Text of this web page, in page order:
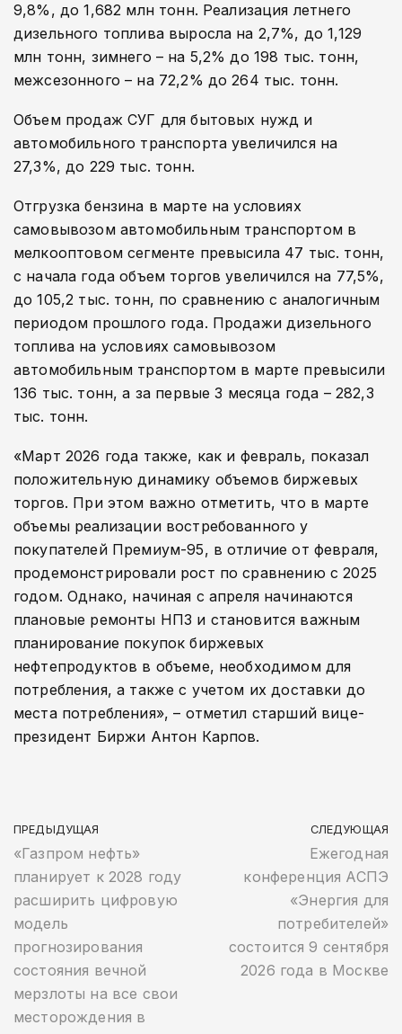
9,8%, до 1,682 млн тонн. Реализация летнего
дизельного топлива выросла на 2,7%, до 1,129
млн тонн, зимнего – на 5,2% до 198 тыс. тонн,
межсезонного – на 72,2% до 264 тыс. тонн.
Объем продаж СУГ для бытовых нужд и
автомобильного транспорта увеличился на
27,3%, до 229 тыс. тонн.
Отгрузка бензина в марте на условиях
самовывозом автомобильным транспортом в
мелкооптовом сегменте превысила 47 тыс. тонн,
с начала года объем торгов увеличился на 77,5%,
до 105,2 тыс. тонн, по сравнению с аналогичным
периодом прошлого года. Продажи дизельного
топлива на условиях самовывозом
автомобильным транспортом в марте превысили
136 тыс. тонн, а за первые 3 месяца года – 282,3
тыс. тонн.
«Март 2026 года также, как и февраль, показал
положительную динамику объемов биржевых
торгов. При этом важно отметить, что в марте
объемы реализации востребованного у
покупателей Премиум-95, в отличие от февраля,
продемонстрировали рост по сравнению с 2025
годом. Однако, начиная с апреля начинаются
плановые ремонты НПЗ и становится важным
планирование покупок биржевых
нефтепродуктов в объеме, необходимом для
потребления, а также с учетом их доставки до
места потребления», – отметил старший вице-
президент Биржи Антон Карпов.
ПРЕДЫДУЩАЯ
«Газпром нефть»
планирует к 2028 году
расширить цифровую
модель
прогнозирования
состояния вечной
мерзлоты на все свои
месторождения в
СЛЕДУЮЩАЯ
Ежегодная
конференция АСПЭ
«Энергия для
потребителей»
состоится 9 сентября
2026 года в Москве